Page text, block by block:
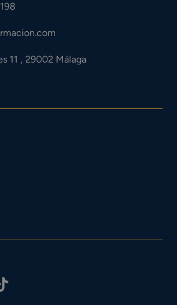
11 , 29002 Málaga